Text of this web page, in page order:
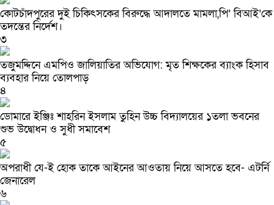
কোটচাঁদপুরের দুই চিকিৎসকের বিরুদ্ধে আদালতে মামলা,পি’ বিআই’কে
তদন্তের নির্দেশ।
৩
তজুমদ্দিনে এমপিও জালিয়াতির অভিযোগ: মৃত শিক্ষকের ব্যাংক হিসাব
ব্যবহার নিয়ে তোলপাড়
৪
ডোমারে ইঞ্জিঃ শাহরিন ইসলাম তুহিন উচ্চ বিদ্যালয়ের ১তলা ভবনের
শুভ উদ্বোধন ও সুধী সমাবেশ
৫
অপরাধী যে-ই হোক তাকে আইনের আওতায় নিয়ে আসতে হবে- এটর্নি
জেনারেল
৬